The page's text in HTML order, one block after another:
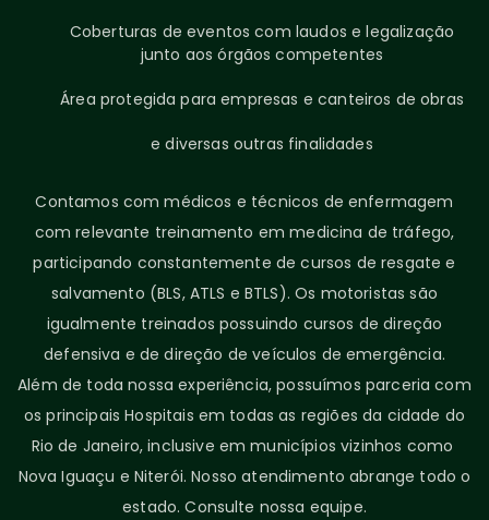
Coberturas de eventos com laudos e legalização
junto aos órgãos competentes
Área protegida para empresas e canteiros de obras
e diversas outras finalidades
Contamos com médicos e técnicos de enfermagem
com relevante treinamento em medicina de tráfego,
participando constantemente de cursos de resgate e
salvamento (BLS, ATLS e BTLS). Os motoristas são
igualmente treinados possuindo cursos de direção
defensiva e de direção de veículos de emergência.
Além de toda nossa experiência, possuímos parceria com
os principais Hospitais em todas as regiões da cidade do
Rio de Janeiro, inclusive em municípios vizinhos como
Nova Iguaçu e Niterói. Nosso atendimento abrange todo o
estado. Consulte nossa equipe.